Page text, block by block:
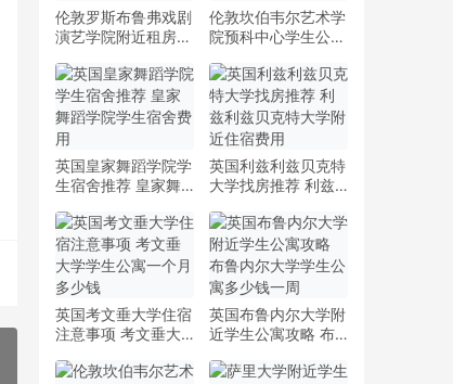
伦敦罗斯布鲁弗戏剧
演艺学院附近租房注
戏剧演艺学院住宿一
个月多少钱
伦敦坎伯韦尔艺术学
院预科中心学生公寓
学院预科中心附近住
宿费用
英国皇家舞蹈学院学
生宿舍推荐 皇家舞
英国利兹利兹贝克特
大学找房推荐 利兹
住宿费用
英国考文垂大学住宿
注意事项 考文垂大
少钱
英国布鲁内尔大学附
近学生公寓攻略 布
多少钱一周